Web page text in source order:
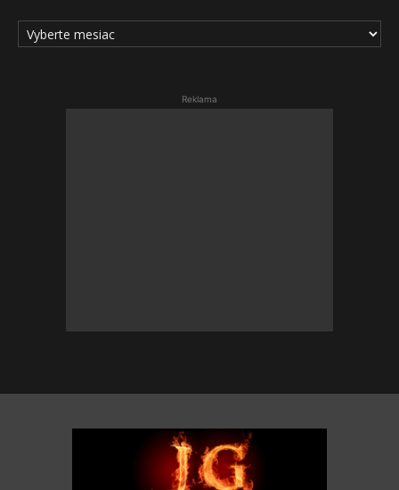
ARCHÍV
ČLÁNKOV
Reklama